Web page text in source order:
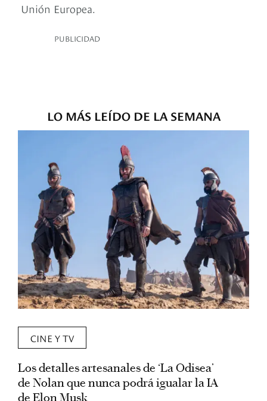
Unión Europea.
PUBLICIDAD
LO MÁS LEÍDO DE LA SEMANA
CINE Y TV
Los detalles artesanales de ‘La Odisea’
de Nolan que nunca podrá igualar la IA
de Elon Musk